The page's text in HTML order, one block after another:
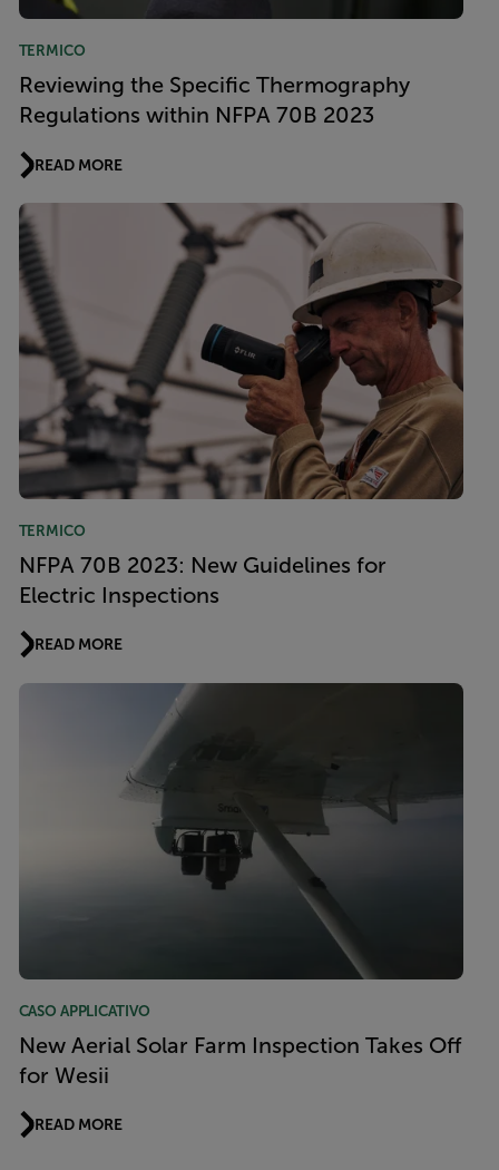
TERMICO
Reviewing the Specific Thermography
Regulations within NFPA 70B 2023
READ MORE
TERMICO
NFPA 70B 2023: New Guidelines for
Electric Inspections
READ MORE
CASO APPLICATIVO
New Aerial Solar Farm Inspection Takes Off
for Wesii
READ MORE